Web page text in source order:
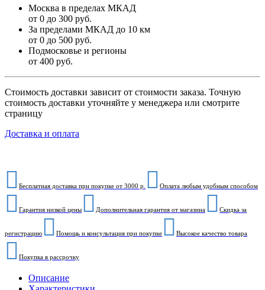
Москва в пределах МКАД
от 0 до 300 руб.
За пределами МКАД до 10 км
от 0 до 500 руб.
Подмосковье и регионы
от 400 руб.
Стоимость доставки зависит от стоимости заказа. Точную
стоимость доставки уточняйте у менеджера или смотрите
страницу
Доставка и оплата
Бесплатная доставка при покупке от 3000 р. Оплата любым удобным способом
Гарантия низкой цены Дополнительная гарантия от магазина Скидка за
регистрацию Помощь и консультация при покупке Высокое качество товара
Покупка в рассрочку
Описание